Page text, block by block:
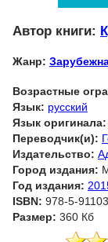
Автор книги:
Жанр:
Возрастные
Язык: русский
Язык оригинала:
Переводчик(и):
Издательство:
Город издания:
Год издания:
ISBN: 978-5-
Размер: 360 Кб